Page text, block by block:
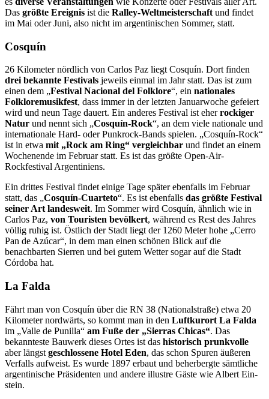
Das größte Ereignis ist die Ralley-Weltmeisterschaft und findet
im Mai oder Juni, also nicht im argentinischen Sommer, statt.
Cosquín
26 Kilometer nördlich von Carlos Paz liegt Cosquín. Dort finden
drei bekannte Festivals je­weils einmal im Jahr statt. Das ist zum
einen dem „Festival Nacional del Folklore“, ein na­tionales
Folkloremusikfest, dass immer in der letzten Januarwoche gefeiert
wird und neun Tage dauert. Ein anderes Festival ist eherrockiger
Natur und nennt sich „Cosquín-Rock“, an dem viele nationale und
internationale Hard- oder Punkrock-Bands spielen. „Cosquín-Rock“
ist in etwa mit „Rock am Ring“ vergleichbar und findet an einem
Wochenende im Februar statt. Es ist das größte Open-Air-
Rockfestival Argentiniens.
Ein drittes Festival fin­det einige Tage später ebenfalls im Februar
statt, das „Cosquín-Cuarteto“. Es ist ebenfalls das größte Festival
seiner Art landesweit. Im Sommer wird Cosquín, ähnlich wie in
Carlos Paz, von Touristen bevölkert, während es Rest des Jahres
völlig ruhig ist. Östlich der Stadt liegt der 1260 Meter hohe „Cerro
Pan de Azúcar“, in dem man einen schönen Blick auf die
benachbarten Sierren und bei gutem Wetter sogar auf die Stadt
Córdoba hat.
La Falda
Fährt man von Cosquín über die RN 38 (Nationalstraße) etwa 20
Kilometer nordwärts, so kommt man in den Luftkurort La Falda
im „Valle de Punilla“ am Fuße der „Sierras Chicas“. Das
bekannteste Bauwerk dieses Ortes ist das historisch prunkvolle
aber längst geschlos­sene Hotel Eden, das schon Spuren äußeren
Verfalls aufweist. Es wurde 1897 erbaut und beherbergte sämtliche
argentinische Präsidenten und andere illustre Gäste wie Albert Ein­
stein.